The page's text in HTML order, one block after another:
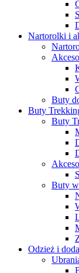
Nartorolki i
Buty
Buty
Buty
Buty
Odzież i